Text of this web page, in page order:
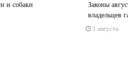
и собаки
Законы
владельцев
1 августа